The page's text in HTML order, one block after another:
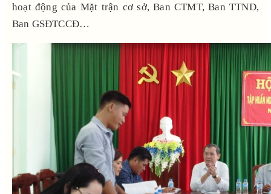
hoạt động của Mặt trận cơ sở, Ban CTMT, Ban TTND,
Ban GSĐTCCĐ…